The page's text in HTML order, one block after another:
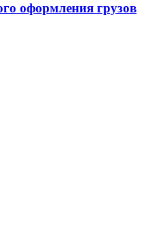
оформления грузов